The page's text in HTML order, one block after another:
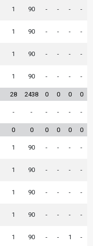
1 90 - - - -
1 90 - - - -
1 90 - - - -
1 90 - - - -
28 2438 0 0 0 0
- - - - - -
0 0 0 0 0 0
1 90 - - - -
1 90 - - - -
1 90 - - - -
1 90 - - - -
1 90 - - 1 -